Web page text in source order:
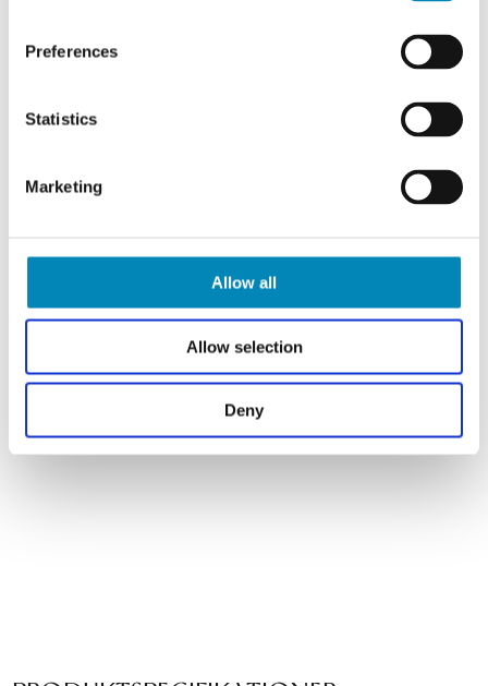
Preferences
Statistics
Marketing
Allow all
Allow selection
Deny